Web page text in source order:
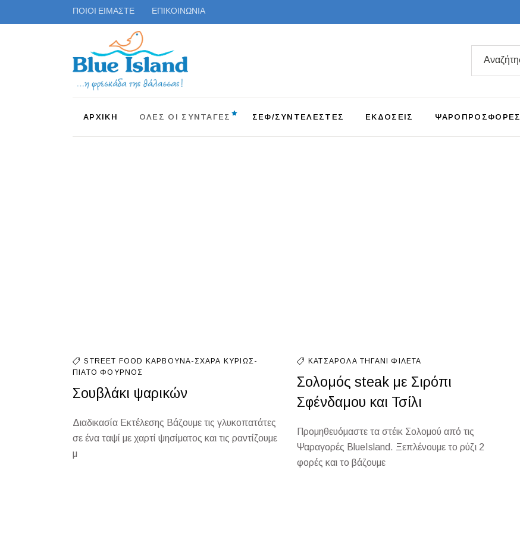
ΠΟΙΟΙ ΕΙΜΑΣΤΕ ΕΠΙΚΟΙΝΩΝΙΑ
Search
ΑΡΧΙΚΗ ΟΛΕΣ ΟΙ ΣΥΝΤΑΓΕΣ ΣΕΦ/ΣΥΝΤΕΛΕΣΤΕΣ ΕΚΔΟΣΕΙΣ ΨΑΡΟΠΡΟΣΦΟΡΕΣ
STREET FOOD ΚΆΡΒΟΥΝΑ-ΣΧΆΡΑ ΚΥΡΊΩΣ-
ΠΙΆΤΟΦΟΎΡΝΟΣ
Σουβλάκι ψαρικών
Διαδικασία Εκτέλεσης Βάζουμε τις γλυκοπατάτες
σε ένα ταψί με χαρτί ψησίματος και τις ραντίζουμε
μ
ΚΑΤΣΑΡΌΛΑΤΗΓΆΝΙΦΙΛΈΤΑ
Σολομός steak με Σιρόπι
Σφένδαμου και Τσίλι
Προμηθευόμαστε τα στέικ Σολομού από τις
Ψαραγορές BlueIsland. Ξεπλένουμε το ρύζι 2
φορές και το βάζουμε